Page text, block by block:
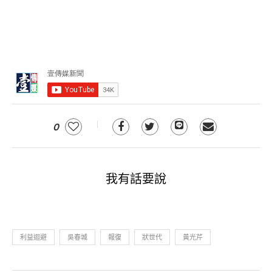
0
我有話要說
利益迴避 吳春城 報復 狀世代 黃光芹